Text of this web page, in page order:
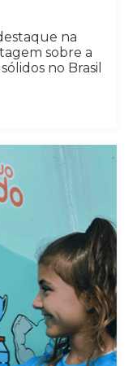
na
sobre a
no Brasil
que
em como
é usado.
que o
site
o
possível
a sua
Se você
esses